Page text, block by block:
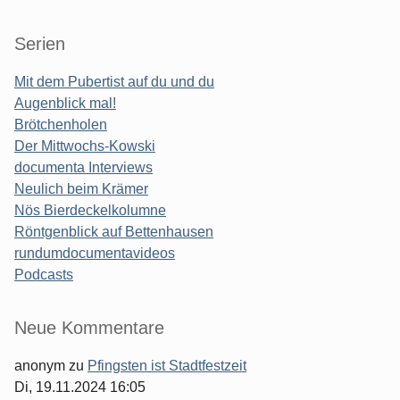
Serien
Mit dem Pubertist auf du und du
Augenblick mal!
Brötchenholen
Der Mittwochs-Kowski
documenta Interviews
Neulich beim Krämer
Nös Bierdeckelkolumne
Röntgenblick auf Bettenhausen
rundumdocumentavideos
Podcasts
Seitenleiste
Neue Kommentare
anonym zu Pfingsten ist Stadtfestzeit
Di, 19.11.2024 16:05